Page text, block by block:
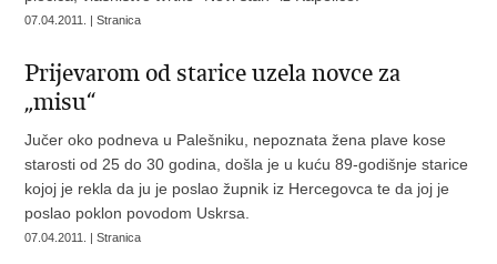
07.04.2011. | Stranica
Prijevarom od starice uzela novce za
„misu“
Jučer oko podneva u Palešniku, nepoznata žena plave kose
starosti od 25 do 30 godina, došla je u kuću 89-godišnje starice
kojoj je rekla da ju je poslao župnik iz Hercegovca te da joj je
poslao poklon povodom Uskrsa.
07.04.2011. | Stranica